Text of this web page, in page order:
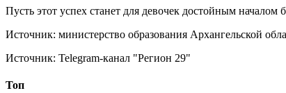
Пусть этот успех станет для девочек достойным
Источник: министерство образования Архангельской
Источник: Telegram-канал "Регион 29"
Топ